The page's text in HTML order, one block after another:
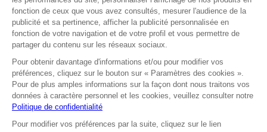
Mentions légales RGPD
Cookies CGV
Facebook Instagram